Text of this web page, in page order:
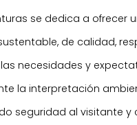
se dedica a ofrecer
de calidad,
necesidades y
la interpretación
seguridad al visitante